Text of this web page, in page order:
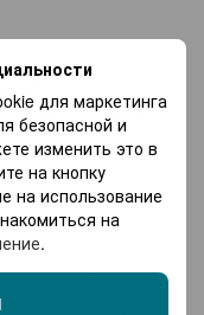
для маркетинга
безопасной и
изменить это в
на кнопку
на использование
на
.